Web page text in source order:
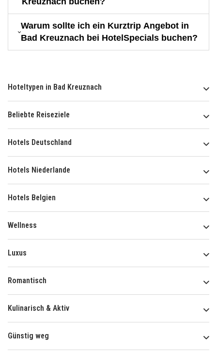
Warum sollte ich ein Kurztrip Angebot in
Bad Kreuznach bei HotelSpecials buchen?
Hoteltypen in Bad Kreuznach
Beliebte Reiseziele
Hotels Deutschland
Hotels Niederlande
Hotels Belgien
Wellness
Luxus
Romantisch
Kulinarisch & Aktiv
Günstig weg